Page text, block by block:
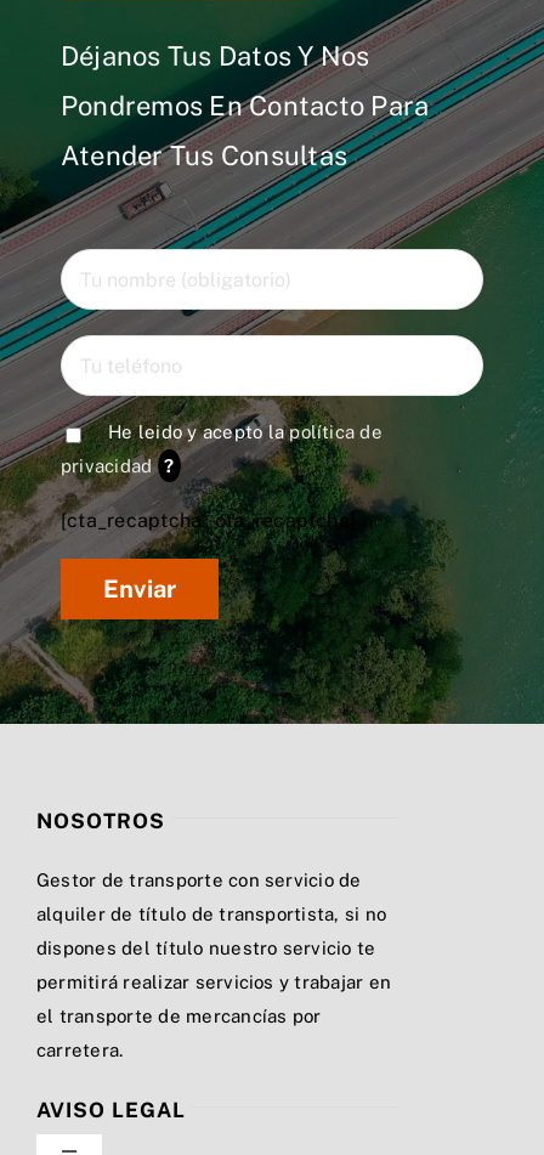
Déjanos Tus Datos Y Nos
Pondremos En Contacto Para
Atender Tus Consultas
He leido y acepto lapolítica de
privacidad ?
[cta_recaptcha* cta_recaptcha]
NOSOTROS
Gestor de transporte con servicio de
alquiler de título de transportista, si no
dispones del título nuestro servicio te
permitirá realizar servicios y trabajar en
el transporte de mercancías por
carretera.
AVISO LEGAL